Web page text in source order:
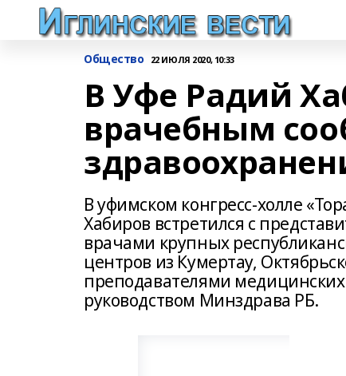
Общество 22 ИЮЛЯ 2020, 10:33
В Уфе Радий
врачебным
В уфимском конгресс-холле
Хабиров встретился с
врачами крупных
центров из Кумертау,
преподавателями
руководством Минздрава РБ.